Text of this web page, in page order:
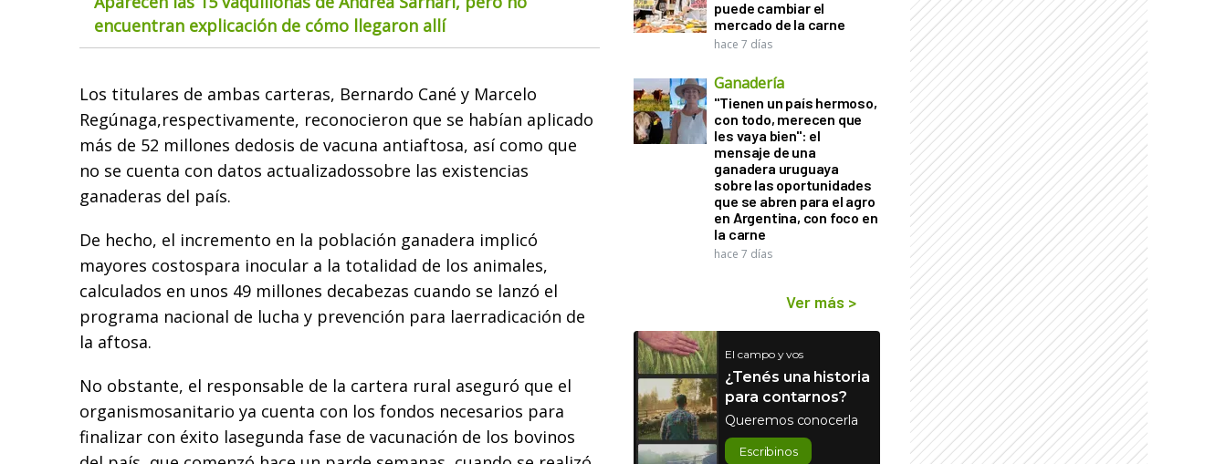
encuentran explicación de cómo llegaron allí
Los titulares de ambas carteras, Bernardo Cané y Marcelo
Regúnaga,respectivamente, reconocieron que se habían aplicado
más de 52 millones dedosis de vacuna antiaftosa, así como que
no se cuenta con datos actualizadossobre las existencias
ganaderas del país.
De hecho, el incremento en la población ganadera implicó
mayores costospara inocular a la totalidad de los animales,
calculados en unos 49 millones decabezas cuando se lanzó el
programa nacional de lucha y prevención para laerradicación de
la aftosa.
No obstante, el responsable de la cartera rural aseguró que el
organismosanitario ya cuenta con los fondos necesarios para
finalizar con éxito lasegunda fase de vacunación de los bovinos
puede cambiar el
mercado de la carne
hace 7 días
Ganadería
"Tienen un país hermoso,
con todo, merecen que
les vaya bien": el
mensaje de una
ganadera uruguaya
sobre las oportunidades
que se abren para el agro
en Argentina, con foco en
la carne
hace 7 días
Ver más >
El campo y vos
¿Tenés una historia
para contarnos?
Queremos conocerla
Escribinos